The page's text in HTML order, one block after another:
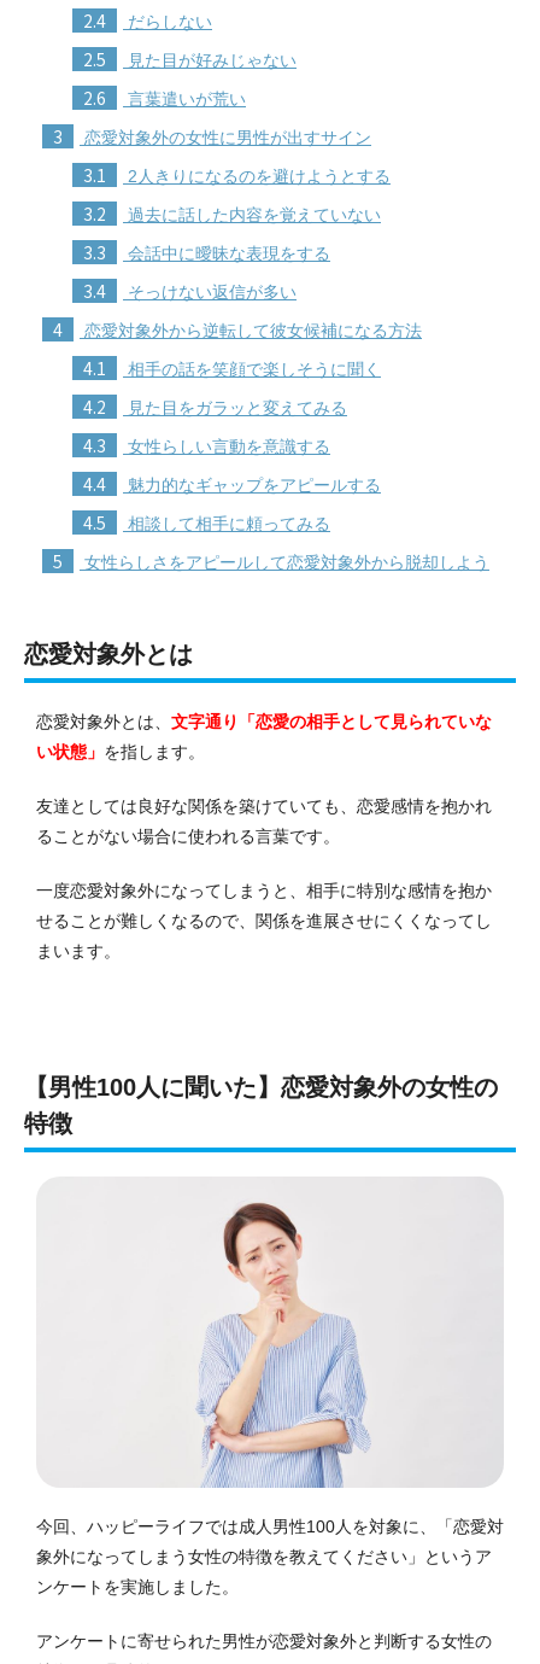
2.4 だらしない
2.5 見た目が好みじゃない
2.6 言葉遣いが荒い
3 恋愛対象外の女性に男性が出すサイン
3.1 2人きりになるのを避けようとする
3.2 過去に話した内容を覚えていない
3.3 会話中に曖昧な表現をする
3.4 そっけない返信が多い
4 恋愛対象外から逆転して彼女候補になる方法
4.1 相手の話を笑顔で楽しそうに聞く
4.2 見た目をガラッと変えてみる
4.3 女性らしい言動を意識する
4.4 魅力的なギャップをアピールする
4.5 相談して相手に頼ってみる
5 女性らしさをアピールして恋愛対象外から脱却しよう
恋愛対象外とは
恋愛対象外とは、 文字通り「恋愛の相手として見られていな
い状態」 を指します。
友達としては良好な関係を築けていても、恋愛感情を抱かれ
ることがない場合に使われる言葉です。
一度恋愛対象外になってしまうと、相手に特別な感情を抱か
せることが難しくなるので、関係を進展させにくくなってし
まいます。
【男性100人に聞いた】恋愛対象外の女性の
特徴
今回、ハッピーライフでは成人男性100人を対象に、「恋愛対
象外になってしまう女性の特徴を教えてください」というア
ンケートを実施しました。
アンケートに寄せられた男性が恋愛対象外と判断する女性の